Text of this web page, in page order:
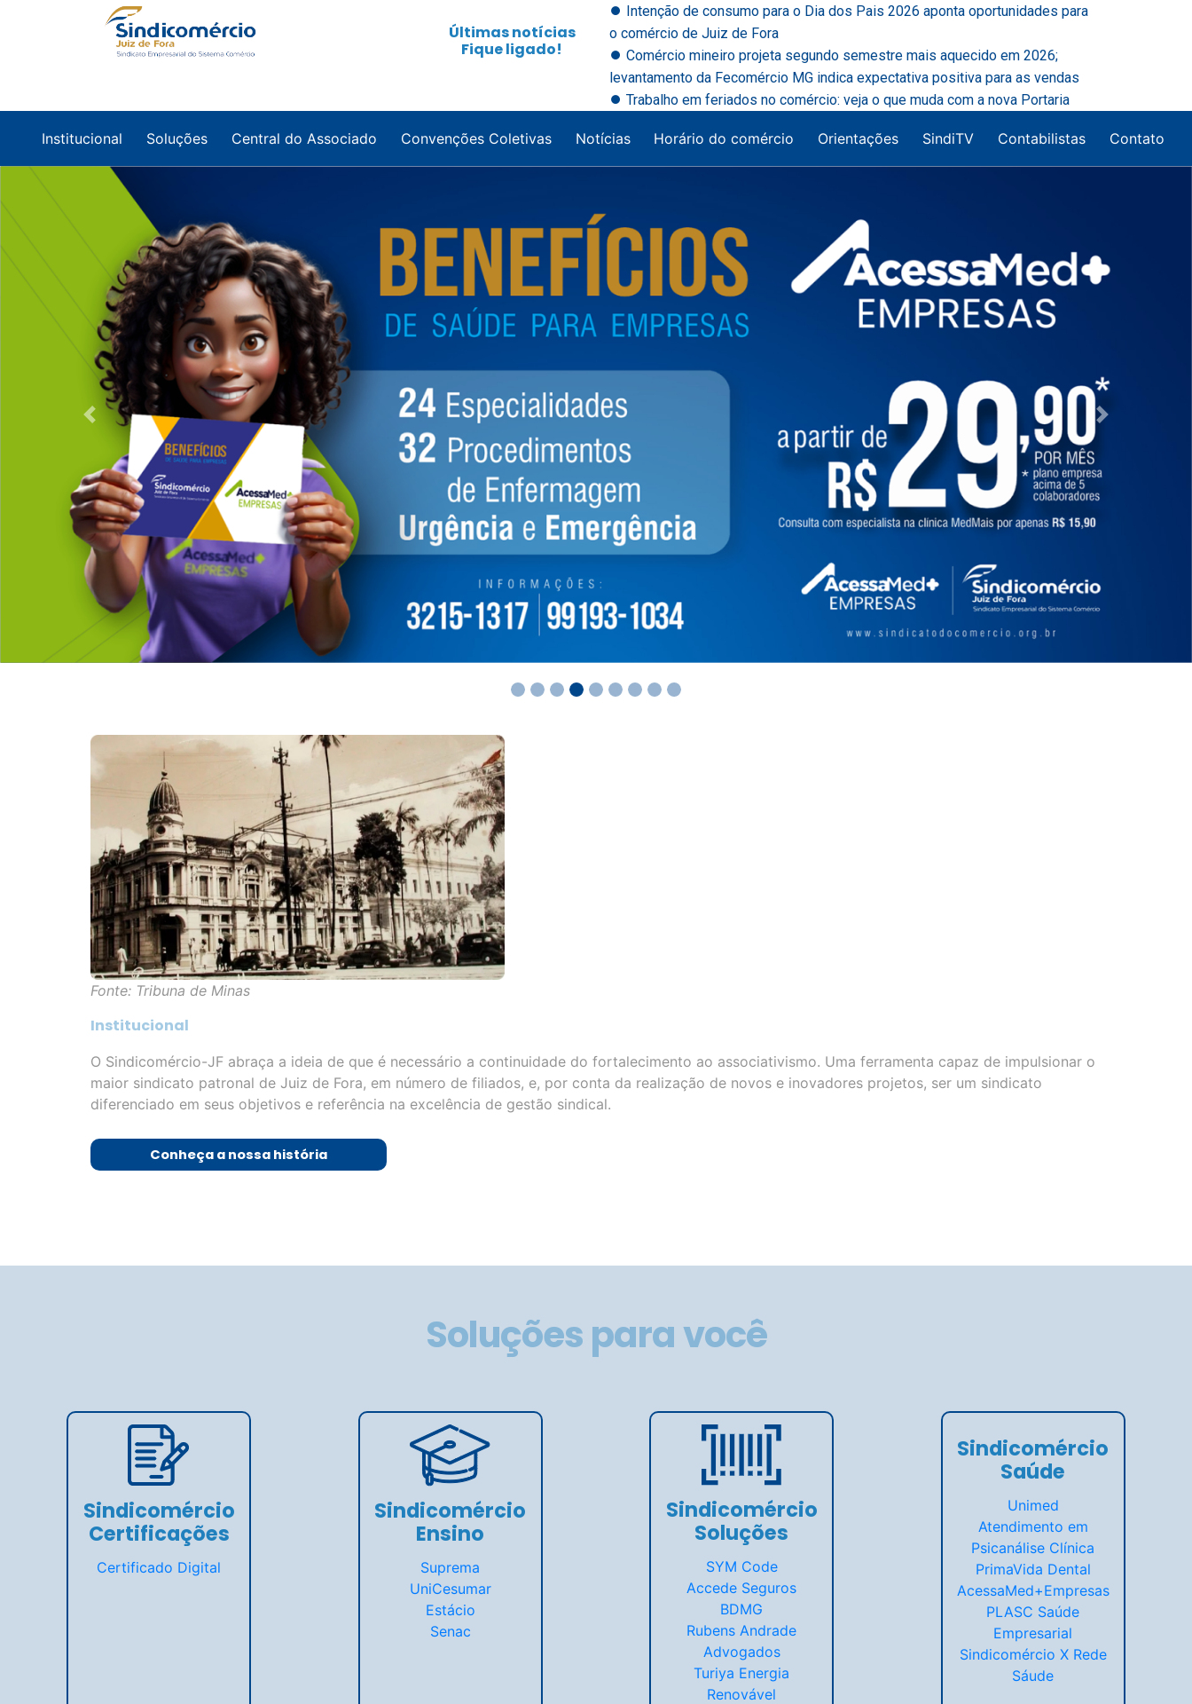
Últimas notícias
Fique ligado!
⏺ Intenção de consumo para o Dia dos Pais 2026 aponta oportunidades para
o comércio de Juiz de Fora
⏺ Comércio mineiro projeta segundo semestre mais aquecido em 2026;
levantamento da Fecomércio MG indica expectativa positiva para as vendas
⏺ Trabalho em feriados no comércio: veja o que muda com a nova Portaria
Institucional Soluções Central do Associado Convenções Coletivas Notícias Horário do comércio Orientações SindiTV Contabilistas Contato
Anterior Próximo
Fonte: Tribuna de Minas
Institucional
O Sindicomércio-JF abraça a ideia de que é necessário a continuidade do fortalecimento ao associativismo. Uma ferramenta capaz de impulsionar o
maior sindicato patronal de Juiz de Fora, em número de filiados, e, por conta da realização de novos e inovadores projetos, ser um sindicato
diferenciado em seus objetivos e referência na excelência de gestão sindical.
Conheça a nossa história
Soluções para você
Sindicomércio
Certificações
Certificado Digital
Sindicomércio
Ensino
Suprema
UniCesumar
Estácio
Senac
Sindicomércio
Soluções
SYM Code
Accede Seguros
BDMG
Rubens Andrade
Advogados
Turiya Energia
Renovável
Sindicomércio
Saúde
Unimed
Atendimento em
Psicanálise Clínica
PrimaVida Dental
AcessaMed+Empresas
PLASC Saúde
Empresarial
Sindicomércio X Rede
Sáude